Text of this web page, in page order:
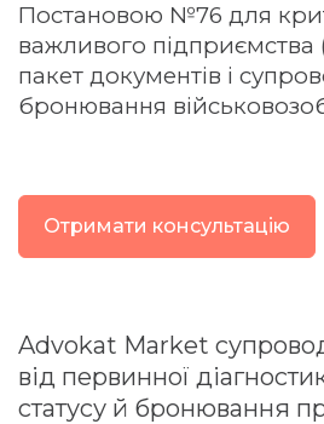
Постановою №76 для
важливого підприємства
пакет документів і
бронювання
Отримати консультацію
Advokat Market
від первинної
статусу й бронювання